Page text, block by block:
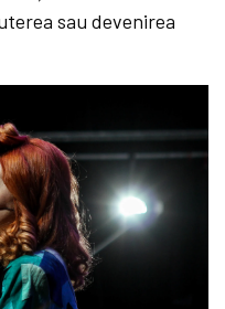
sau devenirea